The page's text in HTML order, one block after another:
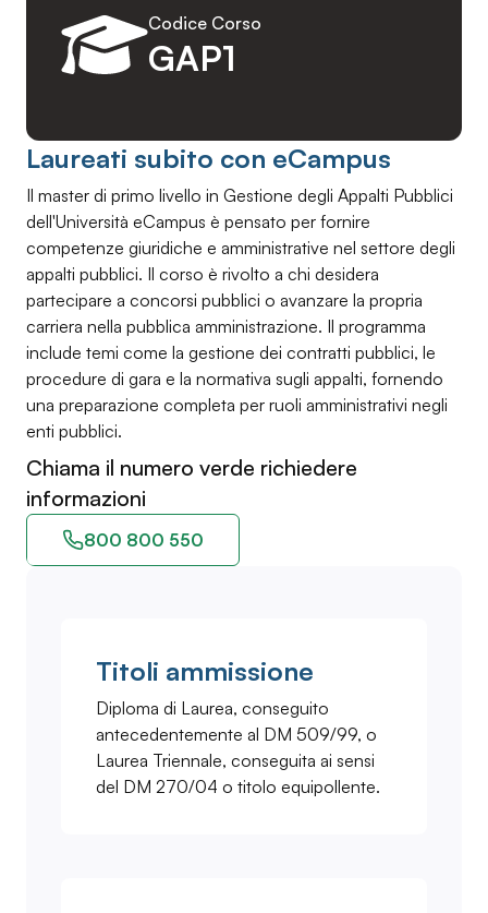
GAP1
Codice Corso
Laureati subito con eCampus
Il master di primo livello in Gestione degli Appalti Pubblici
dell'Università eCampus è pensato per fornire
competenze giuridiche e amministrative nel settore degli
appalti pubblici. Il corso è rivolto a chi desidera
partecipare a concorsi pubblici o avanzare la propria
carriera nella pubblica amministrazione. Il programma
include temi come la gestione dei contratti pubblici, le
procedure di gara e la normativa sugli appalti, fornendo
una preparazione completa per ruoli amministrativi negli
enti pubblici.
Chiama il numero verde richiedere
informazioni
800 800 550
Titoli ammissione
Diploma di Laurea, conseguito
antecedentemente al DM 509/99, o
Laurea Triennale, conseguita ai sensi
del DM 270/04 o titolo equipollente.